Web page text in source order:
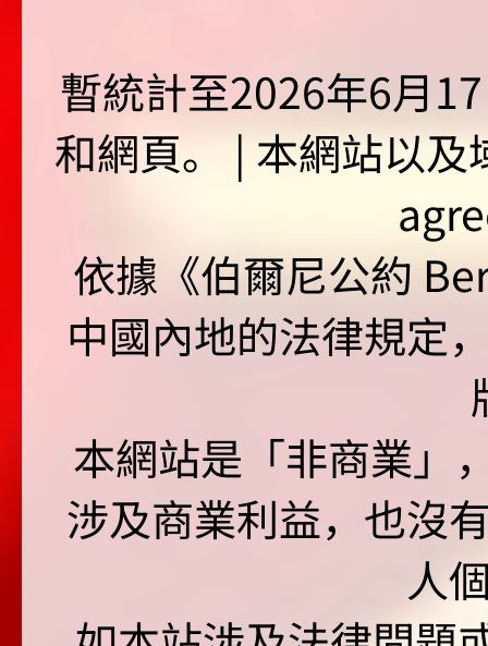
暫統計至2026年6月
和網頁。 | 本網站以
依據《伯爾尼公約
中國內地的法律規定
本網站是「非商業
涉及商業利益，也沒
人